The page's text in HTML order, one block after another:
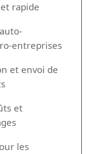
rapide
entreprises
et envoi de
et
les